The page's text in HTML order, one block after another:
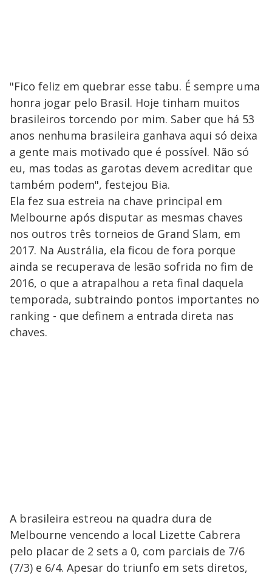
"Fico feliz em quebrar esse tabu. É sempre uma
honra jogar pelo Brasil. Hoje tinham muitos
brasileiros torcendo por mim. Saber que há 53
anos nenhuma brasileira ganhava aqui só deixa
a gente mais motivado que é possível. Não só
eu, mas todas as garotas devem acreditar que
também podem", festejou Bia.
Ela fez sua estreia na chave principal em
Melbourne após disputar as mesmas chaves
nos outros três torneios de Grand Slam, em
2017. Na Austrália, ela ficou de fora porque
ainda se recuperava de lesão sofrida no fim de
2016, o que a atrapalhou a reta final daquela
temporada, subtraindo pontos importantes no
ranking - que definem a entrada direta nas
chaves.
A brasileira estreou na quadra dura de
Melbourne vencendo a local Lizette Cabrera
pelo placar de 2 sets a 0, com parciais de 7/6
(7/3) e 6/4. Apesar do triunfo em sets diretos,